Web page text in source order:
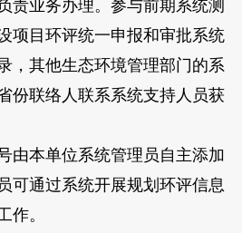
责业务办理。参与前期系统测
项目环评统一申报和审批系统
，其他生态环境管理部门的系
份联络人联系系统支持人员获
本单位系统管理员自主添加
可通过系统开展规划环评信息
作。